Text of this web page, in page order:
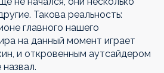
Такова реальность:
главного нашего
на данный момент играет
и откровенным аутсайдером
назвал.